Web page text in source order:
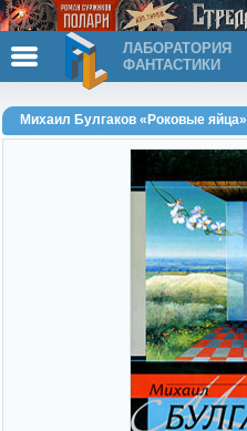
ЛАБОРАТОРИЯ
ФАНТАСТИКИ
Михаил Булгаков «Роковые яйца»